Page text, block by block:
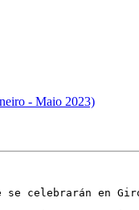
- Maio 2023)
se celebrarán en